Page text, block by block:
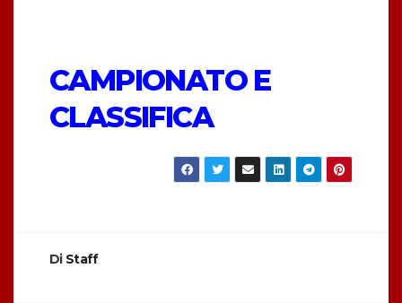
CAMPIONATO E
CLASSIFICA
Di Staff